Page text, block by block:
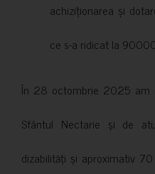
achiziționarea și
ce s-a ridicat la
În 28 octombrie 2025 am
Sfântul Nectarie și de
dizabilități și aproximativ